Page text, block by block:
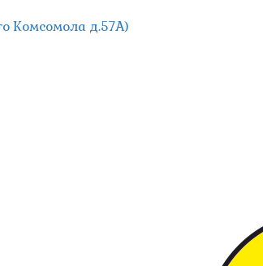
Комсомола д.57А)